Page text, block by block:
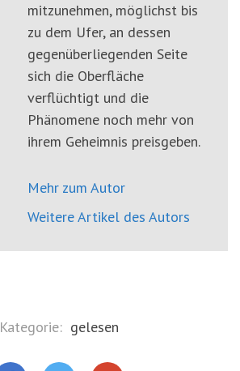
mitzunehmen, möglichst bis
zu dem Ufer, an dessen
gegenüberliegenden Seite
sich die Oberfläche
verflüchtigt und die
Phänomene noch mehr von
ihrem Geheimnis preisgeben.
Mehr zum Autor
Weitere Artikel des Autors
Kategorie: gelesen